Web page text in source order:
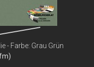
- Farbe: Grau Grün